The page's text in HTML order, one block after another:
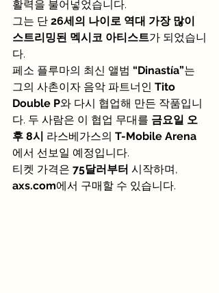
활력을 불어넣었습니다.
그는 단 26세의 나이로 역대 가장 많이
스트리밍된 멕시코 아티스트가 되었습니
다.
페소 플루마의 최신 앨범 “Dinastía”는
그의 사촌이자 음악 파트너인 Tito
Double P와 다시 협업해 만든 작품입니
다. 두 사람은 이 협업 무대를 금요일 오
후 8시 라스베가스의 T-Mobile Arena
에서 선보일 예정입니다.
티켓 가격은 75달러부터 시작하며,
axs.com에서 구매할 수 있습니다.